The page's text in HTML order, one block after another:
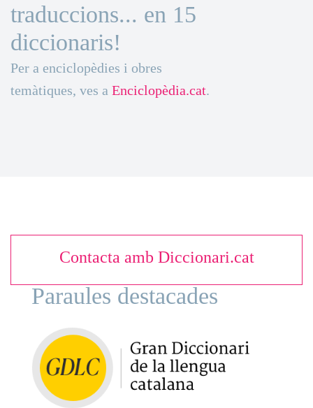
traduccions... en 15
diccionaris!
Per a enciclopèdies i obres
temàtiques, ves a Enciclopèdia.cat.
Contacta amb Diccionari.cat
Paraules destacades